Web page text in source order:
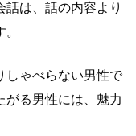
は、話の内容より
しゃべらない男性で
がる男性には、魅力